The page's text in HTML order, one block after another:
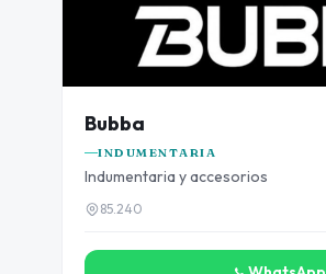
Bubba
INDUMENTARIA
Indumentaria y accesorios
85.240